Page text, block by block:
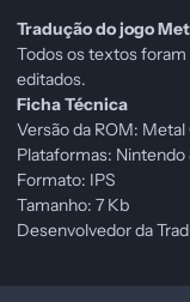
Tradução do jogo
Todos os textos
editados.
Ficha Técnica
Versão da ROM:
Plataformas: Nintendo
Formato: IPS
Tamanho: 7 Kb
Desenvolvedor da